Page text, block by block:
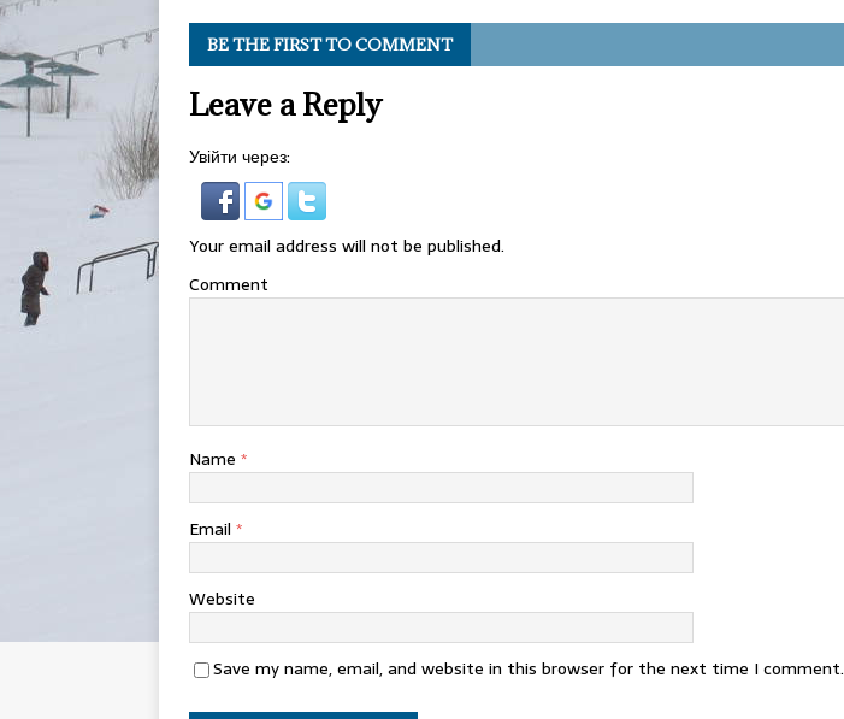
BE THE FIRST TO COMMENT
Leave a Reply
Увійти через:
Your email address will not be published.
Comment
Name *
Email *
Website
Save my name, email, and website in this browser for the next time I comment.